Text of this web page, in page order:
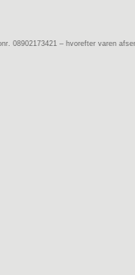
08902173421 – hvorefter varen